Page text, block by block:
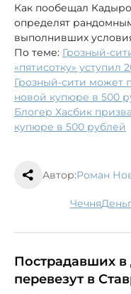
Как пообещал
определят
выполнивших
По теме: Грозный-
«пятисотку» уступил
Грозный-сити может
новой купюре в 500
Блогер Хасбик
купюре в 500 рублей
Автор:Роман
Чечня
Пострадавших
перевезут в